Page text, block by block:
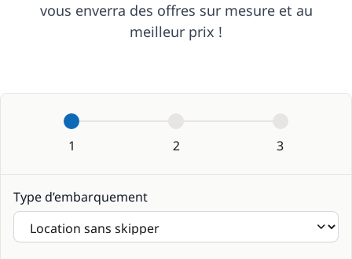
vous enverra des offres sur mesure et au
meilleur prix !
1 2 3
Type d’embarquement